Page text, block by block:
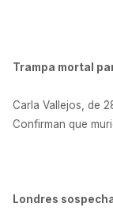
Trampa mortal
Carla Vallejos, de
Confirman que
Londres